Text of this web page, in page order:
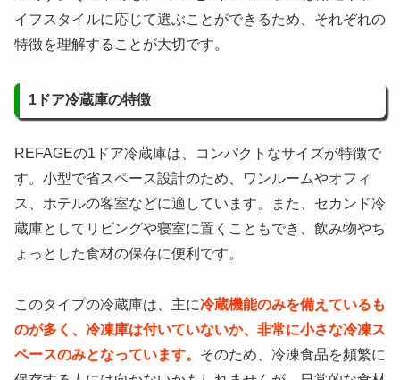
イフスタイルに応じて選ぶことができるため、それぞれの
特徴を理解することが大切です。
1ドア冷蔵庫の特徴
REFAGEの1ドア冷蔵庫は、コンパクトなサイズが特徴で
す。小型で省スペース設計のため、ワンルームやオフィ
ス、ホテルの客室などに適しています。また、セカンド冷
蔵庫としてリビングや寝室に置くこともでき、飲み物やち
ょっとした食材の保存に便利です。
このタイプの冷蔵庫は、主に冷蔵機能のみを備えているも
のが多く、冷凍庫は付いていないか、非常に小さな冷凍ス
ペースのみとなっています。 そのため、冷凍食品を頻繁に